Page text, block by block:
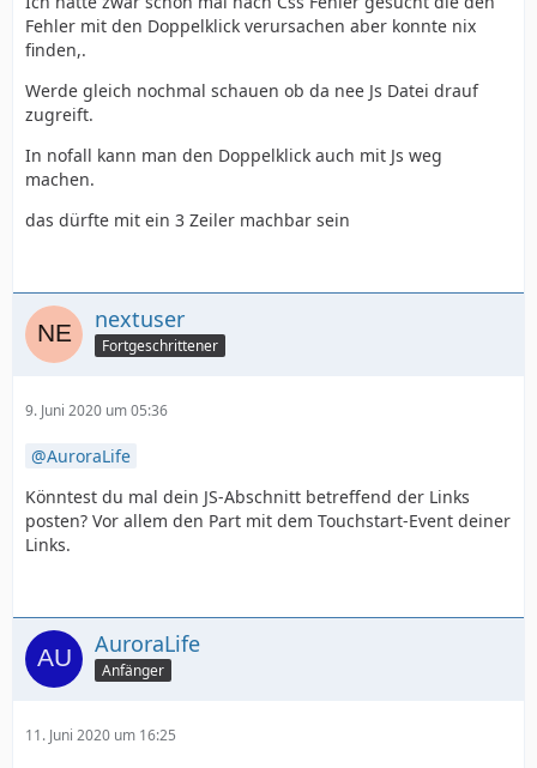
Fehler mit den Doppelklick verursachen aber konnte nix
finden,.
Werde gleich nochmal schauen ob da nee Js Datei drauf
zugreift.
In nofall kann man den Doppelklick auch mit Js weg
machen.
das dürfte mit ein 3 Zeiler machbar sein
nextuser
Fortgeschrittener
9. Juni 2020 um 05:36
AuroraLife
Könntest du mal dein JS-Abschnitt betreffend der Links
posten? Vor allem den Part mit dem Touchstart-Event deiner
Links.
AuroraLife
Anfänger
11. Juni 2020 um 16:25